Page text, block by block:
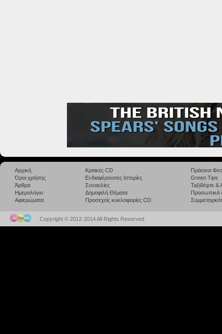
Αρχική
Όροι χρήσης
Άρθρα
Ημερολόγιο
Αφιερώματα
Κριτικές CD
Ενδιαφέρουσες Ιστορίες
Συναυλίες
Δημοφιλή Θέματα
Προσεχείς κυκλοφορίες CD
Πράσινα
Green Tips
Taξιδέψτε
Προσωπικά
Copyright © 2012-2014 All Rights Reserved